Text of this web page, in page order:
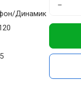
Динамик
−